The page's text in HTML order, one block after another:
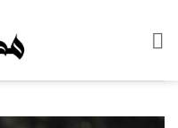
للمحتوى